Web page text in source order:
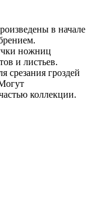
в начале
ножниц
и листьев.
срезания гроздей
коллекции.